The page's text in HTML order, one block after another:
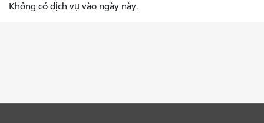
Không có dịch vụ vào ngày này.